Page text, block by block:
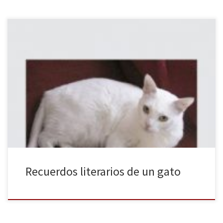
Algo debe de tener este librito, de poco más de cien páginas,
para que se haya convertido en algo más de un año en un best-
seller. Discretamente, eso sí, porque no aparece en las listas de
libros más vendidos como los de otras grandes editoriales con
fuertes estrategias de mercadotecnia, […]
Recuerdos literarios de un gato